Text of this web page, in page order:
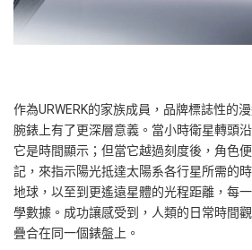
作為URWERK的家族成員，品牌標誌性的
腕錶上有了更深層意義。當小時衛星轉頭
它是時間顯示；但當它越過刻度後，角色
記，來指示陽光抵達太陽系各行星所需的
地球，以至到更遙遠星體的光程距離，每
學數據。成功讓感受到，人類的日常時間
疊合在同一個錶盤上。